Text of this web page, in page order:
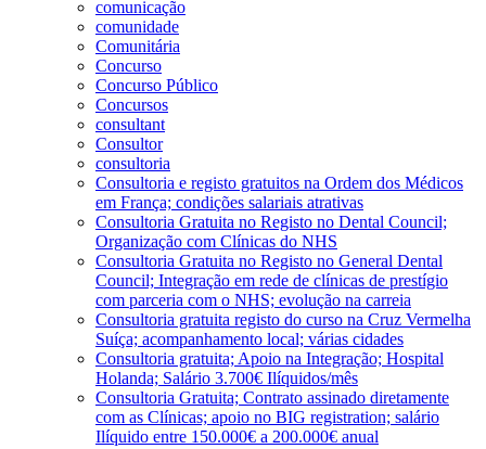
comunicação
comunidade
Comunitária
Concurso
Concurso Público
Concursos
consultant
Consultor
consultoria
Consultoria e registo gratuitos na Ordem dos Médicos
em França; condições salariais atrativas
Consultoria Gratuita no Registo no Dental Council;
Organização com Clínicas do NHS
Consultoria Gratuita no Registo no General Dental
Council; Integração em rede de clínicas de prestígio
com parceria com o NHS; evolução na carreia
Consultoria gratuita registo do curso na Cruz Vermelha
Suíça; acompanhamento local; várias cidades
Consultoria gratuita; Apoio na Integração; Hospital
Holanda; Salário 3.700€ Ilíquidos/mês
Consultoria Gratuita; Contrato assinado diretamente
com as Clínicas; apoio no BIG registration; salário
Ilíquido entre 150.000€ a 200.000€ anual